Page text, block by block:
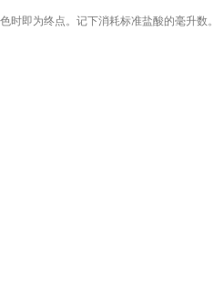
即为终点。记下消耗标准盐酸的毫升数。